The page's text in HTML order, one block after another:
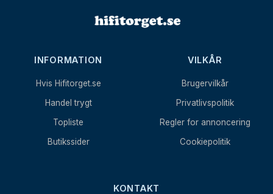
INFORMATION
Hvis Hifitorget.se
Handel trygt
Topliste
Butikssider
VILKÅR
Brugervilkår
Privatlivspolitik
Regler for annoncering
Cookiepolitik
KONTAKT